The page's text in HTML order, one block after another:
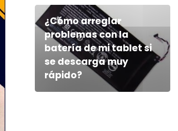
¿Cómo arreglar
problemas con la
batería de mi tablet si
se descarga muy
rápido?